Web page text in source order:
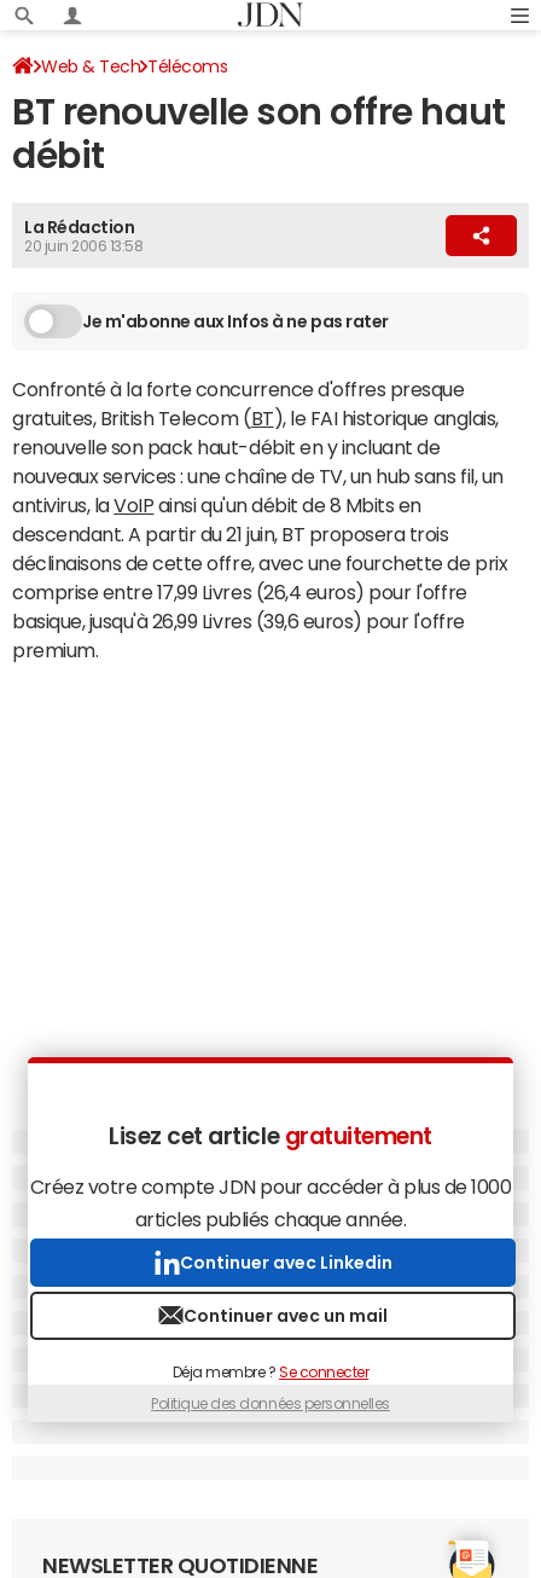
Web & Tech Télécoms
BT renouvelle son offre haut
débit
La Rédaction
20 juin 2006 13:58
Je m'abonne aux Infos à ne pas rater
Confronté à la forte concurrence d'offres presque
gratuites, British Telecom (BT ), le FAI historique anglais,
renouvelle son pack haut-débit en y incluant de
nouveaux services : une chaîne de TV, un hub sans fil, un
antivirus, laVoIP ainsi qu'un débit de 8 Mbits en
descendant. A partir du 21 juin, BT proposera trois
déclinaisons de cette offre, avec une fourchette de prix
comprise entre 17,99 Livres (26,4 euros) pour l'offre
basique, jusqu'à 26,99 Livres (39,6 euros) pour l'offre
premium.
Lisez cet article gratuitement
Créez votre compte JDN pour accéder à plus de 1000
articles publiés chaque année.
Continuer avec Linkedin
Continuer avec un mail
Déja membre ?Se connecter
Politique des données personnelles
NEWSLETTER QUOTIDIENNE